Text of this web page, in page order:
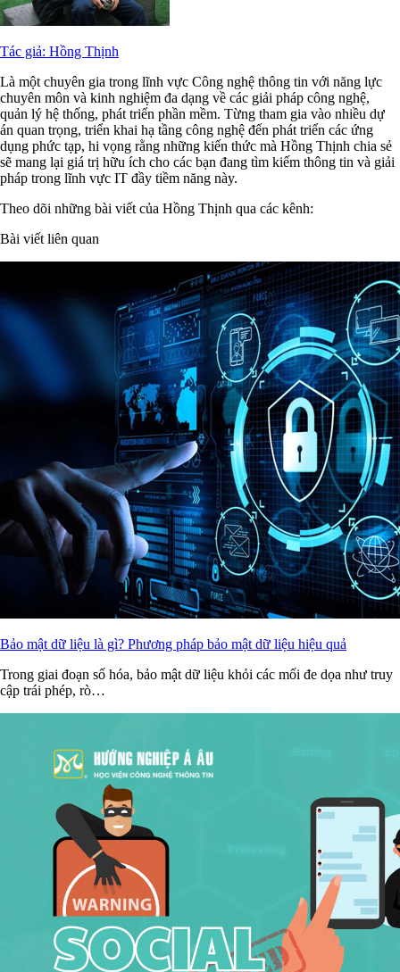
Tác giả: Hồng Thịnh
Là một chuyên gia trong lĩnh vực Công nghệ thông tin với năng lực
chuyên môn và kinh nghiệm đa dạng về các giải pháp công nghệ,
quản lý hệ thống, phát triển phần mềm. Từng tham gia vào nhiều dự
án quan trọng, triển khai hạ tầng công nghệ đến phát triển các ứng
dụng phức tạp, hi vọng rằng những kiến thức mà Hồng Thịnh chia sẻ
sẽ mang lại giá trị hữu ích cho các bạn đang tìm kiếm thông tin và giải
pháp trong lĩnh vực IT đầy tiềm năng này.
Theo dõi những bài viết của Hồng Thịnh qua các kênh:
Bài viết liên quan
Bảo mật dữ liệu là gì? Phương pháp bảo mật dữ liệu hiệu quả
Trong giai đoạn số hóa, bảo mật dữ liệu khỏi các mối đe dọa như truy
cập trái phép, rò…